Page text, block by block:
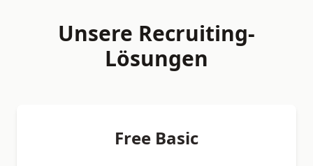
Unsere Recruiting-
Lösungen
Free Basic